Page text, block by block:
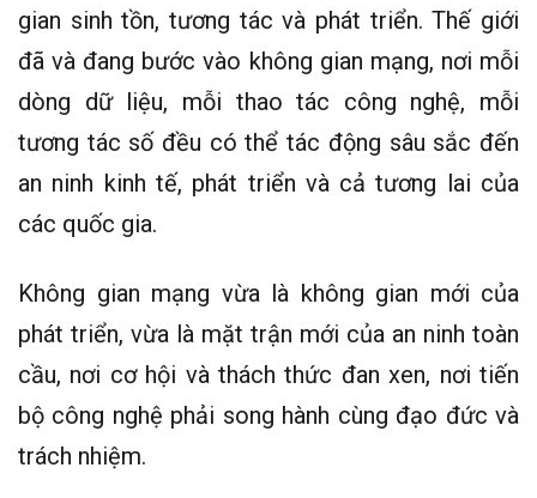
gian sinh tồn, tương tác và phát triển. Thế giới
đã và đang bước vào không gian mạng, nơi mỗi
dòng dữ liệu, mỗi thao tác công nghệ, mỗi
tương tác số đều có thể tác động sâu sắc đến
an ninh kinh tế, phát triển và cả tương lai của
các quốc gia.
Không gian mạng vừa là không gian mới của
phát triển, vừa là mặt trận mới của an ninh toàn
cầu, nơi cơ hội và thách thức đan xen, nơi tiến
bộ công nghệ phải song hành cùng đạo đức và
trách nhiệm.